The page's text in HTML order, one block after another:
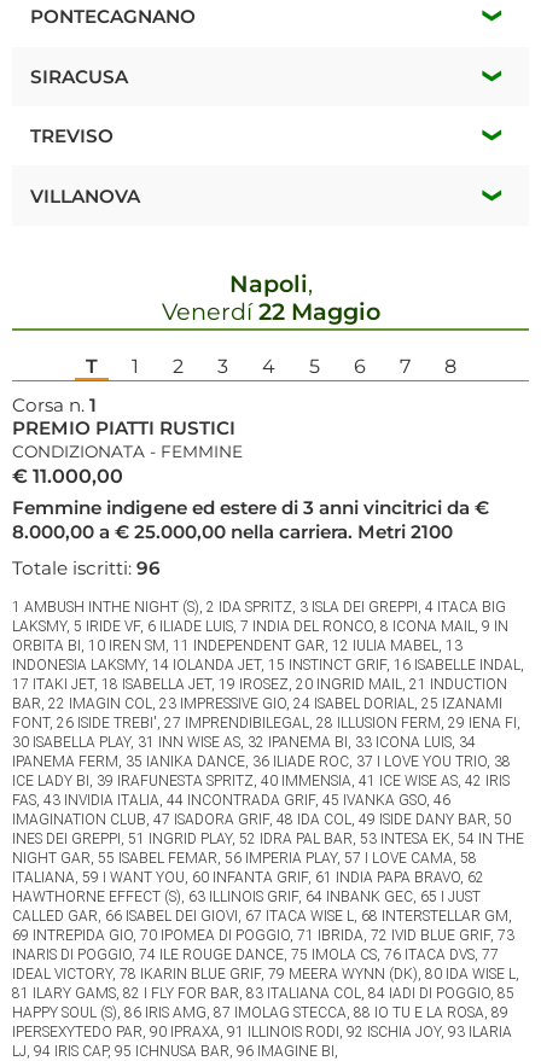
Mercoledí 12 Agosto
PONTECAGNANO
Mercoledí 12 Agosto
SIRACUSA
Mercoledí 12 Agosto
TREVISO
Domenica 16 Agosto
VILLANOVA
Napoli,
Venerdí22 Maggio
T 1 2 3 4 5 6 7
8
Corsa n. 1
PREMIO PIATTI RUSTICI
CONDIZIONATA - FEMMINE
€ 11.000,00
Femmine indigene ed estere di 3 anni vincitrici da €
8.000,00 a € 25.000,00 nella carriera. Metri 2100
Totale iscritti: 96
1 AMBUSH INTHE NIGHT (S), 2 IDA SPRITZ, 3 ISLA DEI GREPPI, 4 ITACA BIG
LAKSMY, 5 IRIDE VF, 6 ILIADE LUIS, 7 INDIA DEL RONCO, 8 ICONA MAIL, 9 IN
ORBITA BI, 10 IREN SM, 11 INDEPENDENT GAR, 12 IULIA MABEL, 13
INDONESIA LAKSMY, 14 IOLANDA JET, 15 INSTINCT GRIF, 16 ISABELLE INDAL,
17 ITAKI JET, 18 ISABELLA JET, 19 IROSEZ, 20 INGRID MAIL, 21 INDUCTION
BAR, 22 IMAGIN COL, 23 IMPRESSIVE GIO, 24 ISABEL DORIAL, 25 IZANAMI
FONT, 26 ISIDE TREBI', 27 IMPRENDIBILEGAL, 28 ILLUSION FERM, 29 IENA FI,
30 ISABELLA PLAY, 31 INN WISE AS, 32 IPANEMA BI, 33 ICONA LUIS, 34
IPANEMA FERM, 35 IANIKA DANCE, 36 ILIADE ROC, 37 I LOVE YOU TRIO, 38
ICE LADY BI, 39 IRAFUNESTA SPRITZ, 40 IMMENSIA, 41 ICE WISE AS, 42 IRIS
FAS, 43 INVIDIA ITALIA, 44 INCONTRADA GRIF, 45 IVANKA GSO, 46
IMAGINATION CLUB, 47 ISADORA GRIF, 48 IDA COL, 49 ISIDE DANY BAR, 50
INES DEI GREPPI, 51 INGRID PLAY, 52 IDRA PAL BAR, 53 INTESA EK, 54 IN THE
NIGHT GAR, 55 ISABEL FEMAR, 56 IMPERIA PLAY, 57 I LOVE CAMA, 58
ITALIANA, 59 I WANT YOU, 60 INFANTA GRIF, 61 INDIA PAPA BRAVO, 62
HAWTHORNE EFFECT (S), 63 ILLINOIS GRIF, 64 INBANK GEC, 65 I JUST
CALLED GAR, 66 ISABEL DEI GIOVI, 67 ITACA WISE L, 68 INTERSTELLAR GM,
69 INTREPIDA GIO, 70 IPOMEA DI POGGIO, 71 IBRIDA, 72 IVID BLUE GRIF, 73
INARIS DI POGGIO, 74 ILE ROUGE DANCE, 75 IMOLA CS, 76 ITACA DVS, 77
IDEAL VICTORY, 78 IKARIN BLUE GRIF, 79 MEERA WYNN (DK), 80 IDA WISE L,
81 ILARY GAMS, 82 I FLY FOR BAR, 83 ITALIANA COL, 84 IADI DI POGGIO, 85
HAPPY SOUL (S), 86 IRIS AMG, 87 IMOLAG STECCA, 88 IO TU E LA ROSA, 89
IPERSEXYTEDO PAR, 90 IPRAXA, 91 ILLINOIS RODI, 92 ISCHIA JOY, 93 ILARIA
LJ, 94 IRIS CAP, 95 ICHNUSA BAR, 96 IMAGINE BI,